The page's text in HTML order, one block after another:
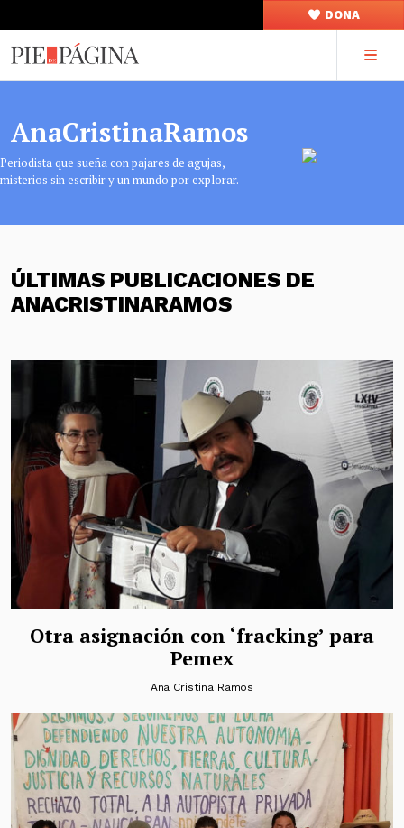
DONA
AnaCristinaRamos
Periodista que sueña con pajares de agujas,
misterios sin escribir y un mundo por explorar.
ÚLTIMAS PUBLICACIONES DE
ANACRISTINARAMOS
Otra asignación con ‘fracking’ para
Pemex
Ana Cristina Ramos